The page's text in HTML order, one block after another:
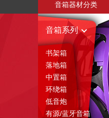
音箱器材分类
音箱系列
书架箱
落地箱
中置箱
环绕箱
低音炮
有源/蓝牙音箱